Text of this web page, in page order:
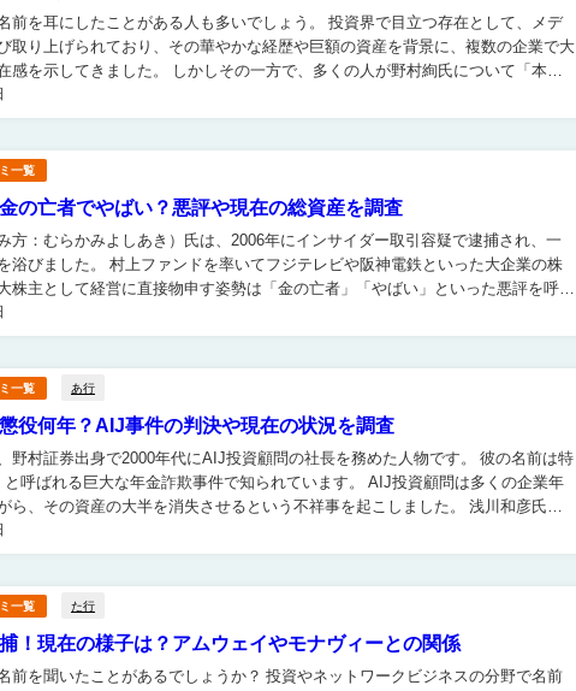
したことがある人も多いでしょう。 投資界で目立つ存在として、メデ
取り上げられており、その華やかな経歴や巨額の資産を背景に、複数の企業で大
しかしその一方で、多くの人が野村絢氏について「本当
一覧
の亡者でやばい？悪評や現在の総資産を調査
方：むらかみよしあき）氏は、2006年にインサイダー取引容疑で逮捕され、一
てフジテレビや阪神電鉄といった大企業の株
株主として経営に直接物申す姿勢は「金の亡者」「やばい」といった悪評を呼び
一覧 あ行
役何年？AIJ事件の判決や現在の状況を調査
村証券出身で2000年代にAIJ投資顧問の社長を務めた人物です。 彼の名前は特
れる巨大な年金詐欺事件で知られています。 AIJ投資顧問は多くの企業年
ら、その資産の大半を消失させるという不祥事を起こしました。 浅川和彦氏は
て逮捕され、後に懲役15年の...
一覧 た行
！現在の様子は？アムウェイやモナヴィーとの関係
前を聞いたことがあるでしょうか？ 投資やネットワークビジネスの分野で名前